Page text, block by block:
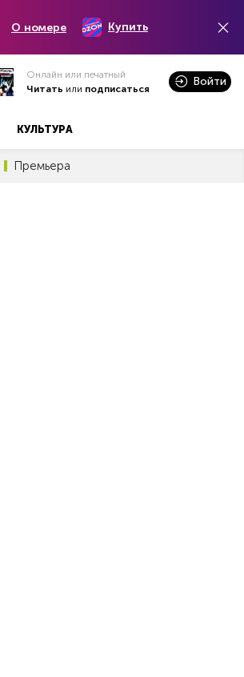
О номере Купить
Онлайн или печатный
Читать или подписаться
Войти
КУЛЬТУРА
Премьера